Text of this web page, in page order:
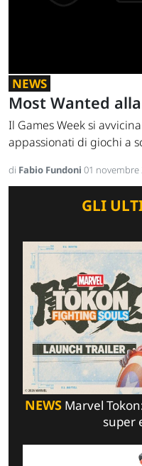
NEWS
Most Wanted
Il Games Week si
appassionati di giochi a
di Fabio Fundoni 01 novembre
GLI
NEWS Marvel
super